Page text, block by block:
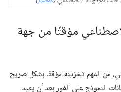
مؤقتًا من جهة
من المهم تخزينه مؤقتًا بشكل صريح
النموذج على الفور بعد أن يعيد